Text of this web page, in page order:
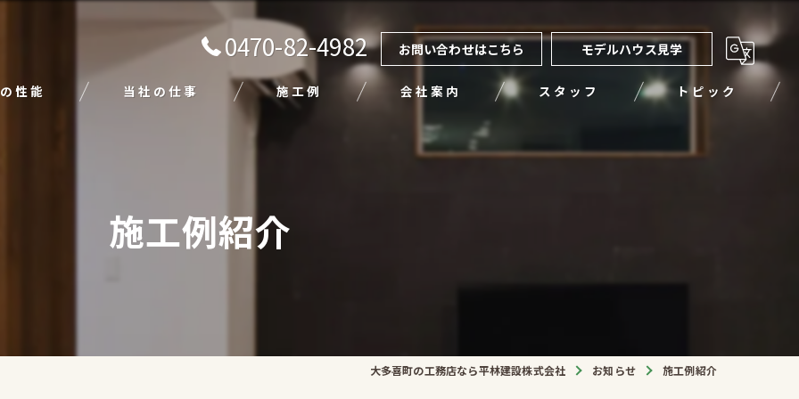
0470-82-4982 お問い合わせはこちら モデルハウス見学
性能 当社の仕事
エクステリア
施工例 会社案内 スタッフ トピック
施工例紹介
大多喜町の工務店なら平林建設株式会社 お知らせ 施工例紹介